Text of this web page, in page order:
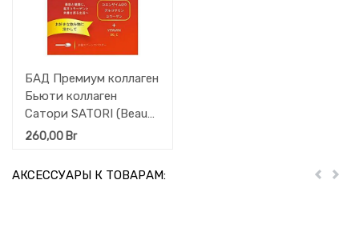
БАД Премиум коллаген
Бьюти коллаген
Сатори SATORI (Beauty
Collagen Satori) МУ с
260,00 Br
АКСЕССУАРЫ К ТОВАРАМ: Пред